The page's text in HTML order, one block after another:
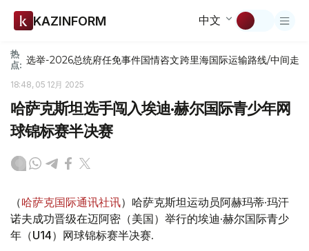
KAZINFORM 中文
热
点: 选举-2026总统府任免事件国情咨文跨里海国际运输路线/中间走廊
18:48, 05 12月 2025
哈萨克斯坦选手闯入埃迪·赫尔国际青少年网
球锦标赛半决赛
（哈萨克国际通讯社讯）哈萨克斯坦运动员阿赫玛蒂·玛汗
诺夫成功晋级在迈阿密（美国）举行的埃迪·赫尔国际青少
年（U14）网球锦标赛半决赛.